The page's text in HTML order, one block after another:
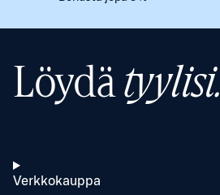
Löydätyylisi.
Verkkokauppa